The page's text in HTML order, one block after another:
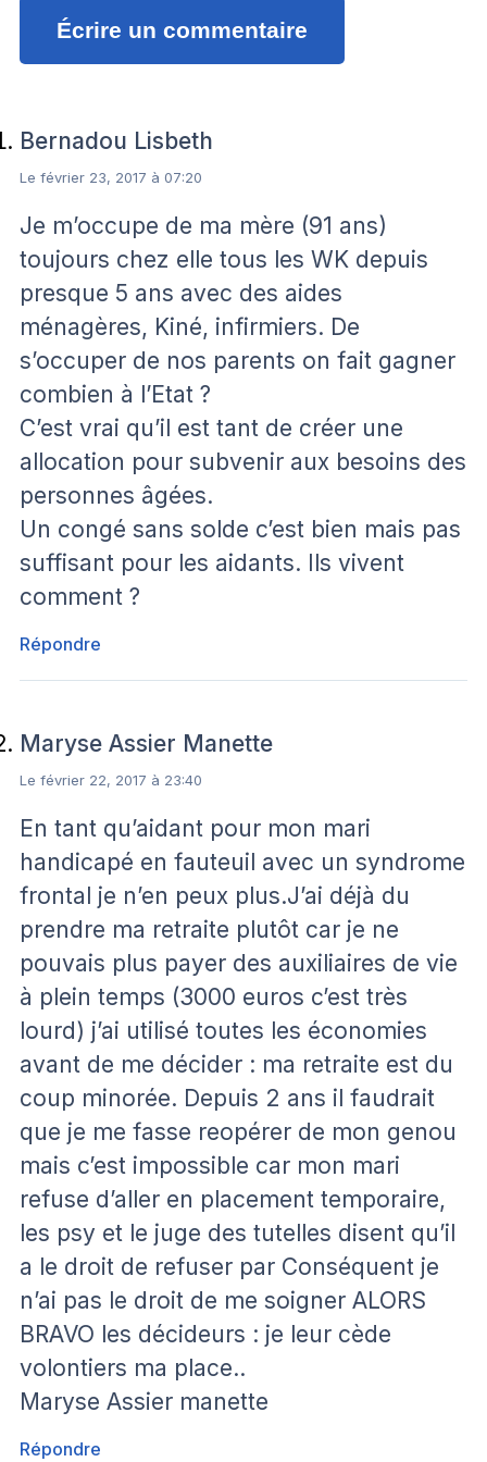
Écrire un commentaire
Bernadou Lisbeth
Le février 23, 2017 à 07:20
Je m’occupe de ma mère (91 ans)
toujours chez elle tous les WK depuis
presque 5 ans avec des aides
ménagères, Kiné, infirmiers. De
s’occuper de nos parents on fait gagner
combien à l’Etat ?
C’est vrai qu’il est tant de créer une
allocation pour subvenir aux besoins des
personnes âgées.
Un congé sans solde c’est bien mais pas
suffisant pour les aidants. Ils vivent
comment ?
Répondre
Maryse Assier Manette
Le février 22, 2017 à 23:40
En tant qu’aidant pour mon mari
handicapé en fauteuil avec un syndrome
frontal je n’en peux plus.J’ai déjà du
prendre ma retraite plutôt car je ne
pouvais plus payer des auxiliaires de vie
à plein temps (3000 euros c’est très
lourd) j’ai utilisé toutes les économies
avant de me décider : ma retraite est du
coup minorée. Depuis 2 ans il faudrait
que je me fasse reopérer de mon genou
mais c’est impossible car mon mari
refuse d’aller en placement temporaire,
les psy et le juge des tutelles disent qu’il
a le droit de refuser par Conséquent je
n’ai pas le droit de me soigner ALORS
BRAVO les décideurs : je leur cède
volontiers ma place..
Maryse Assier manette
Répondre